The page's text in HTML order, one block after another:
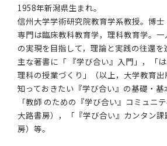
1958年新潟県生まれ。
信州大学学術研究院教育学系教授。博士
専門は臨床教科教育学，理科教育学。
の実現を目指して，理論と実践の往還を
主な著書に「 『学び合い』入門」，「
理科の授業づくり」（以上，大学教育
知っておきたい『学び合い』の基礎・基
「教師 のための『学び合い』コミュニ
大路書房），「『学び合い』カンタン
房）等。